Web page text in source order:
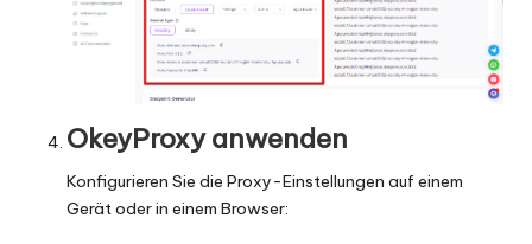
OkeyProxy anwenden
Konfigurieren Sie die Proxy-Einstellungen auf einem
Gerät oder in einem Browser: